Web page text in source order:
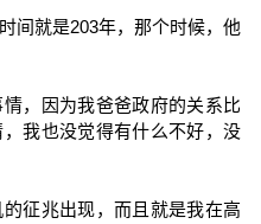
间就是203年，那个时候，他
，因为我爸爸政府的关系比
我也没觉得有什么不好，没
征兆出现，而且就是我在高